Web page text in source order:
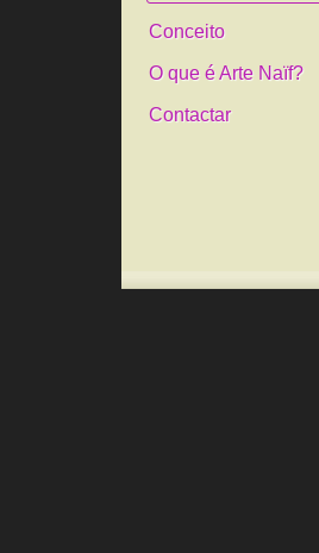
Conceito
O que é Arte Naïf?
Contactar